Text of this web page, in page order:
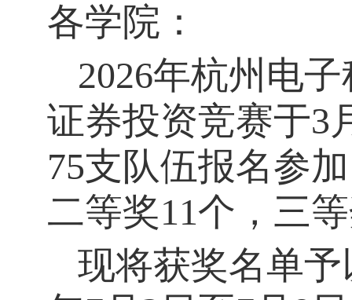
各学院：
2026年杭州电子
证券投资竞赛于3
75支队伍报名参
二等奖11个，三
现将获奖名单